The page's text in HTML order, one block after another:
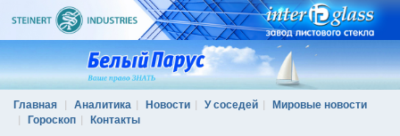
Главная Аналитика Новости У соседей
Мировые новости
Гороскоп
Контакты